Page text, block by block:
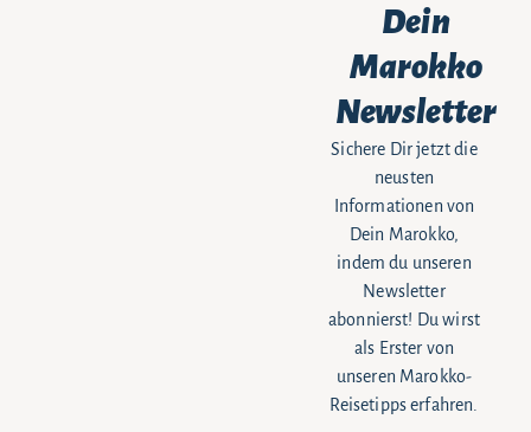
Dein
Marokko
Newsletter
Sichere Dir jetzt die
neusten
Informationen von
Dein Marokko,
indem du unseren
Newsletter
abonnierst! Du wirst
als Erster von
unseren Marokko-
Reisetipps erfahren.